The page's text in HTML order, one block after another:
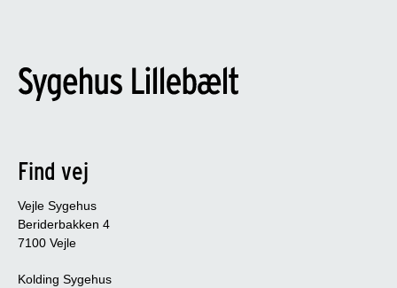
Find vej
Vejle Sygehus
Beriderbakken 4
7100 Vejle
Kolding Sygehus